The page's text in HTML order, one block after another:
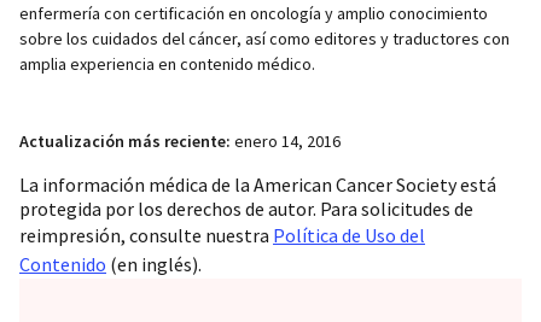
enfermería con certificación en oncología y amplio conocimiento
sobre los cuidados del cáncer, así como editores y traductores con
amplia experiencia en contenido médico.
Actualización más reciente: enero 14, 2016
La información médica de la American Cancer Society está
protegida por los derechos de autor. Para solicitudes de
reimpresión, consulte nuestra Política de Uso del
Contenido (en inglés).